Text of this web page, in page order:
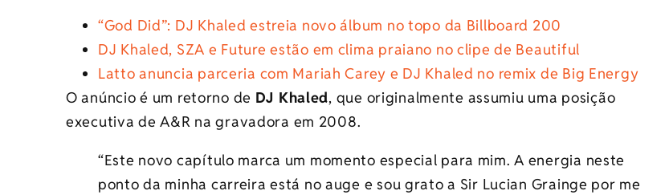
“God Did”: DJ Khaled estreia novo álbum no topo da Billboard 200
DJ Khaled, SZA e Future estão em clima praiano no clipe de Beautiful
Latto anuncia parceria com Mariah Carey e DJ Khaled no remix de Big Energy
O anúncio é um retorno de DJ Khaled, que originalmente assumiu uma posição
executiva de A&R na gravadora em 2008.
“Este novo capítulo marca um momento especial para mim. A energia neste
ponto da minha carreira está no auge e sou grato a Sir Lucian Grainge por me